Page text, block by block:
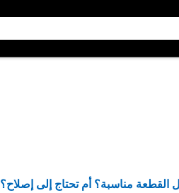
القطعة مناسبة؟ أم تحتاج إلى إصلاح؟